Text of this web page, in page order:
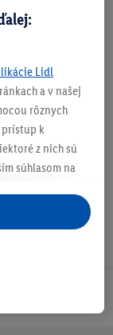
Lidl
a v našej
rôznych
k
z nich sú
súhlasom na
nich. Ak
sa spracúvajú
do svojho